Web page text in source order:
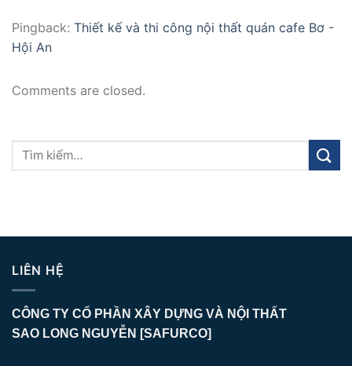
Pingback: Thiết kế và thi công nội thất quán cafe Bơ -
Hội An
Comments are closed.
LIÊN HỆ
CÔNG TY CỔ PHẦN XÂY DỰNG VÀ NỘI THẤT
SAO LONG NGUYỄN [SAFURCO]